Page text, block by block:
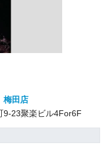
田店
9-23聚楽ビル4For6F